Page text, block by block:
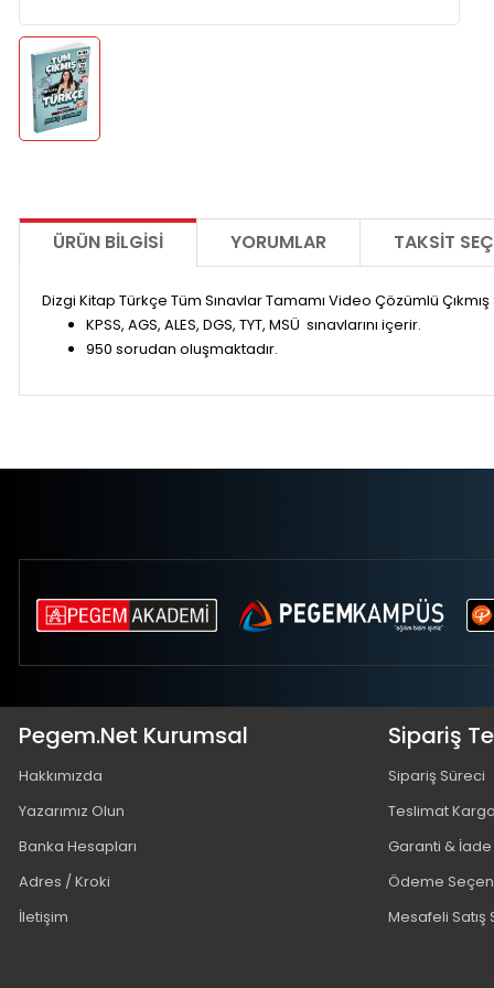
ÜRÜN BILGISI YORUMLAR TAKSIT
Dizgi Kitap Türkçe Tüm Sınavlar Tamamı Video Çözümlü
KPSS, AGS, ALES, DGS, TYT, MSÜ sınavlarını içerir.
950 sorudan oluşmaktadır.
Pegem.Net Kurumsal
Hakkımızda
Yazarımız Olun
Banka Hesapları
Adres / Kroki
İletişim
Sipariş
Sipariş Süreci
Teslimat
Garanti & İade
Ödeme
Mesafeli